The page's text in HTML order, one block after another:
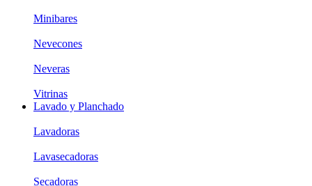
Minibares
Nevecones
Neveras
Vitrinas
Lavado y Planchado
Lavadoras
Lavasecadoras
Secadoras